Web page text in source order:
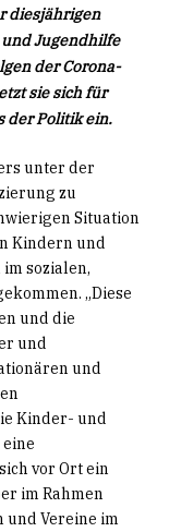
diesjährigen
Jugendhilfe
der Corona-
sie sich für
der Politik ein.
unter der
zu
Situation
Kindern und
sozialen,
„Diese
und die
und
und
Kinder- und
vor Ort ein
im Rahmen
Vereine im